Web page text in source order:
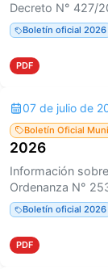
Decreto N° 427/
Boletín oficial 2026
PDF
07 de julio de
Boletín Oficial
2026
Información
Ordenanza N°
Boletín oficial 2026
PDF